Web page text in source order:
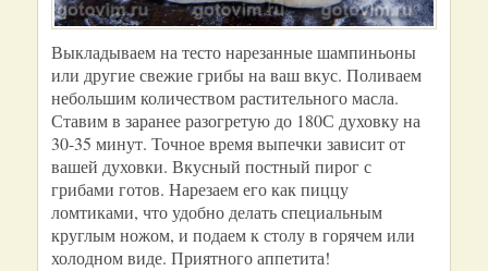
Выкладываем на тесто нарезанные шампиньоны
или другие свежие грибы на ваш вкус. Поливаем
небольшим количеством растительного масла.
Ставим в заранее разогретую до 180С духовку на
30-35 минут. Точное время выпечки зависит от
вашей духовки. Вкусный постный пирог с
грибами готов. Нарезаем его как пиццу
ломтиками, что удобно делать специальным
круглым ножом, и подаем к столу в горячем или
холодном виде. Приятного аппетита!